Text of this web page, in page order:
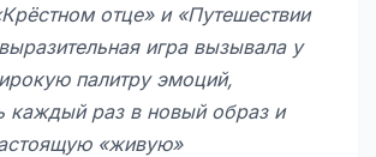
отце» и «Путешествии
игра вызывала у
палитру эмоций,
каждый раз в новый образ и
«живую»